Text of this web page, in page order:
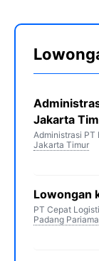
Jakarta
Administrasi PT
Jakarta Timur
Lowongan
PT Cepat
Padang